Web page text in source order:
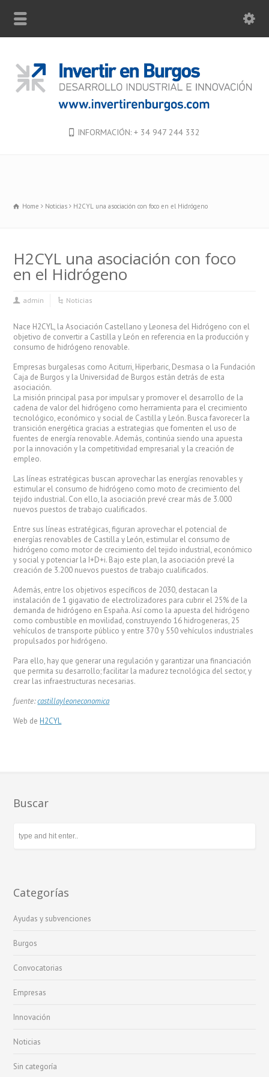
INFORMACIÓN: + 34 947 244 332
Home Noticias H2CYL una asociación con foco en el Hidrógeno
H2CYL una asociación con foco
en el Hidrógeno
admin Noticias
Nace H2CYL, la Asociación Castellano y Leonesa del Hidrógeno con el
objetivo de convertir a Castilla y León en referencia en la producción y
consumo de hidrógeno renovable.
Empresas burgalesas como Aciturri, Hiperbaric, Desmasa o la Fundación
Caja de Burgos y la Universidad de Burgos están detrás de esta
asociación.
La misión principal pasa por impulsar y promover el desarrollo de la
cadena de valor del hidrógeno como herramienta para el crecimiento
tecnológico, económico y social de Castilla y León. Busca favorecer la
transición energética gracias a estrategias que fomenten el uso de
fuentes de energía renovable. Además, continúa siendo una apuesta
por la innovación y la competitividad empresarial y la creación de
empleo.
Las líneas estratégicas buscan aprovechar las energías renovables y
estimular el consumo de hidrógeno como moto de crecimiento del
tejido industrial. Con ello, la asociación prevé crear más de 3.000
nuevos puestos de trabajo cualificados.
Entre sus líneas estratégicas, figuran aprovechar el potencial de
energías renovables de Castilla y León, estimular el consumo de
hidrógeno como motor de crecimiento del tejido industrial, económico
y social y potenciar la I+D+i. Bajo este plan, la asociación prevé la
creación de 3.200 nuevos puestos de trabajo cualificados.
Además, entre los objetivos específicos de 2030, destacan la
instalación de 1 gigavatio de electrolizadores para cubrir el 25% de la
demanda de hidrógeno en España. Así como la apuesta del hidrógeno
como combustible en movilidad, construyendo 16 hidrogeneras, 25
vehículos de transporte público y entre 370 y 550 vehículos industriales
propulsados por hidrógeno.
Para ello, hay que generar una regulación y garantizar una financiación
que permita su desarrollo; facilitar la madurez tecnológica del sector, y
crear las infraestructuras necesarias.
fuente:castillayleoneconomica
Web deH2CYL
Buscar
Categorías
Ayudas y subvenciones
Burgos
Convocatorias
Empresas
Innovación
Noticias
Sin categoría